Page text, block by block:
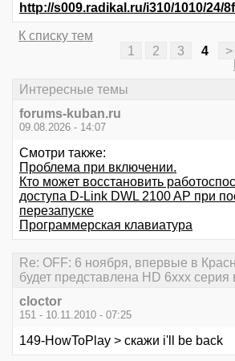
http://s009.radikal.ru/i310/1010/24/
К списку тем
1
2 3 4
>
Интересные темы
forums-kuban.ru
09.08.2026 - 14:07
Смотри также:
Проблема при включении.
Кто может восстановить
доступа D-Link DWL 2100 AP при
перезапуске
Программерская клавиатура
Re: OFF: 6 ноября, впервые в
будет представлена HD 6xxx серия
cloctor
151 - 10.11.2010 - 07:25
149-HowToPlay > скажи i'll be back